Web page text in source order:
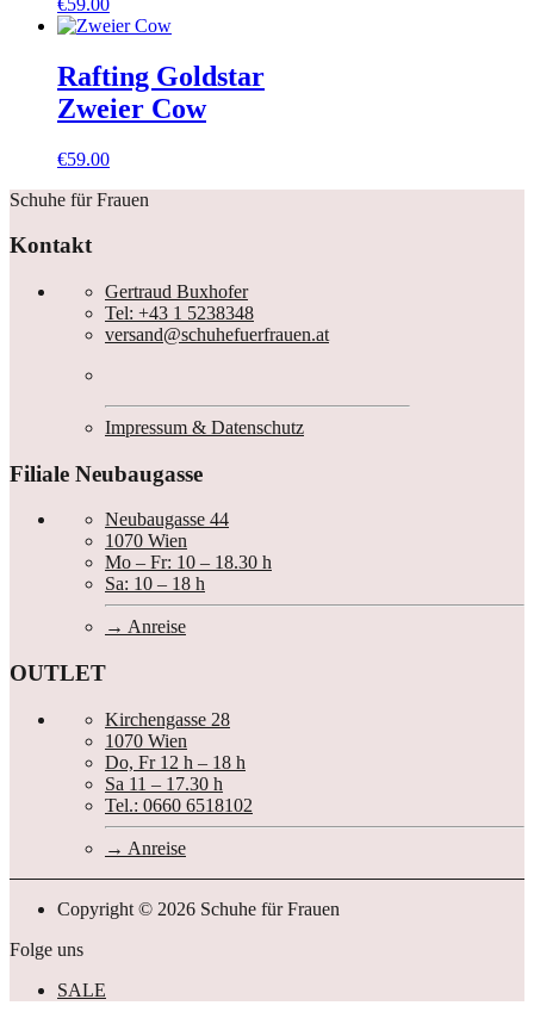
Rafting Goldstar
Zweier Cow
€59.00
Schuhe für Frauen
Kontakt
Gertraud Buxhofer
Tel: +43 1 5238348
versand@schuhefuerfrauen.at
Impressum & Datenschutz
Filiale Neubaugasse
Neubaugasse 44
1070 Wien
Mo – Fr: 10 – 18.30 h
Sa: 10 – 18 h
Anreise
OUTLET
Kirchengasse 28
1070 Wien
Do, Fr 12 h – 18 h
Sa 11 – 17.30 h
Tel.: 0660 6518102
Anreise
Copyright © 2026 Schuhe für Frauen
Folge uns
SALE